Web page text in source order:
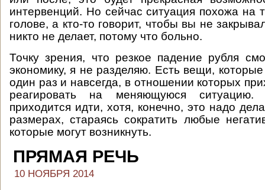
интервенций. Но сейчас ситуация похожа на
голове, а кто-то говорит, чтобы вы не
никто не делает, потому что больно.
Точку зрения, что резкое падение рубля
экономику, я не разделяю. Есть вещи,
один раз и навсегда, в отношении которых
реагировать на меняющуюся ситуацию.
приходится идти, хотя, конечно, это надо
размерах, стараясь сократить любые
которые могут возникнуть.
ПРЯМАЯ РЕЧЬ
10 НОЯБРЯ 2014